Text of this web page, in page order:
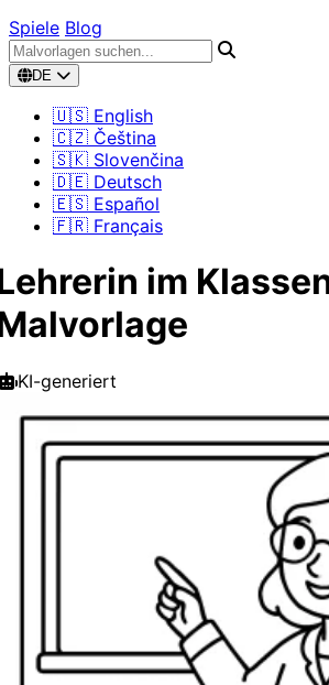
Spiele Blog
DE
🇺🇸 English
🇨🇿 Čeština
🇸🇰 Slovenčina
🇩🇪 Deutsch
🇪🇸 Español
🇫🇷 Français
im
KI-generiert